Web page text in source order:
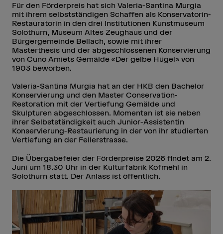
Für den Förderpreis hat sich Valeria-Santina Murgia
mit ihrem selbstständigen Schaffen als Konservatorin-
Restauratorin in den drei Institutionen Kunstmuseum
Solothurn, Museum Altes Zeughaus und der
Bürgergemeinde Bellach, sowie mit ihrer
Masterthesis und der abgeschlossenen Konservierung
von Cuno Amiets Gemälde «Der gelbe Hügel» von
1903 beworben.
Valeria-Santina Murgia hat an der HKB den Bachelor
Konservierung und den Master Conservation-
Restoration mit der Vertiefung Gemälde und
Skulpturen abgeschlossen. Momentan ist sie neben
ihrer Selbstständigkeit auch Junior-Assistentin
Konservierung-Restaurierung in der von ihr studierten
Vertiefung an der Fellerstrasse.
Die Übergabefeier der Förderpreise 2026 findet am 2.
Juni um 18.30 Uhr in der Kulturfabrik Kofmehl in
Solothurn statt. Der Anlass ist öffentlich.